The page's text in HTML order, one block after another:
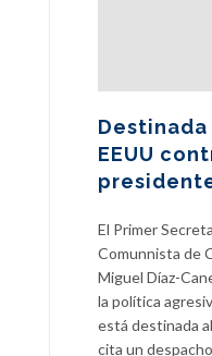
EEUU
El Primer
Comunnista de
Miguel Díaz-
la política
está destinada
cita un